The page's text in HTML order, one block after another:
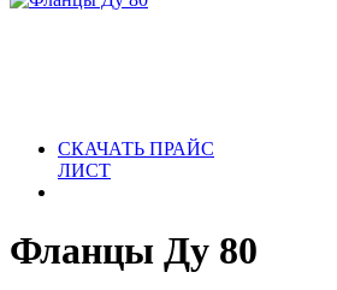
СКАЧАТЬ ПРАЙС
ЛИСТ
Фланцы Ду 80